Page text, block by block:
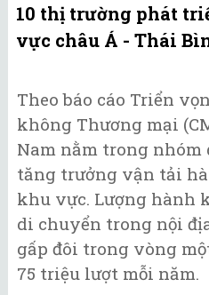
10 thị trường phát
vực châu Á - Thái
Theo báo cáo Triển
không Thương mại
Nam nằm trong nhóm
tăng trưởng vận tải
khu vực. Lượng hành
di chuyển trong nội
gấp đôi trong vòng
75 triệu lượt mỗi năm.